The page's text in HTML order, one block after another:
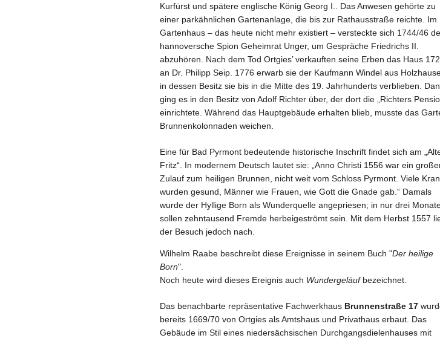
Kurfürst und spätere englische König Georg I.. Das Anwesen gehörte zu
einer parkähnlichen Gartenanlage, die bis zur Rathausstraße reichte. Im
Gartenhaus – das heute nicht mehr existiert – versteckte sich 1744/46
hannoversche Spion Geheimrat Unger, um Gespräche Friedrichs II.
abzuhören. Nach dem Tod Ortgies’ verkauften seine Erben das Haus
an Dr. Philipp Seip. 1776 erwarb sie der Kaufmann Windel aus
in dessen Besitz sie bis in die Mitte des 19. Jahr­hunderts verblieben.
ging es in den Besitz von Adolf Richter über, der dort die „Richters
einrichtete. Während das Hauptgebäude erhalten blieb, musste das
Brunnenkolonnaden weichen.
Eine für Bad Pyrmont bedeutende historische Inschrift findet sich am
Fritz“. In modernem Deutsch lautet sie: „Anno Christi 1556 war ein
Zulauf zum heiligen Brunnen, nicht weit vom Schloss Pyrmont. Viele
wurden gesund, Männer wie Frauen, wie Gott die Gnade gab.“ Damals
wurde der Hyllige Born als Wunderquelle angepriesen; in nur drei
sollen zehntausend Fremde herbeigeströmt sein. Mit dem Herbst 1557
der Besuch jedoch nach.
Wilhelm Raabe beschreibt diese Ereignisse in seinem Buch "Der heilige
Born".
Noch heute wird dieses Ereignis auch Wundergeläufbezeichnet.
Das benachbarte repräsentative Fachwerkhaus Brunnenstraße 17
bereits 1669/70 von Ortgies als Amtshaus und Privathaus erbaut. Das
Gebäude im Stil eines niedersächsischen Durchgangsdielenhauses mit